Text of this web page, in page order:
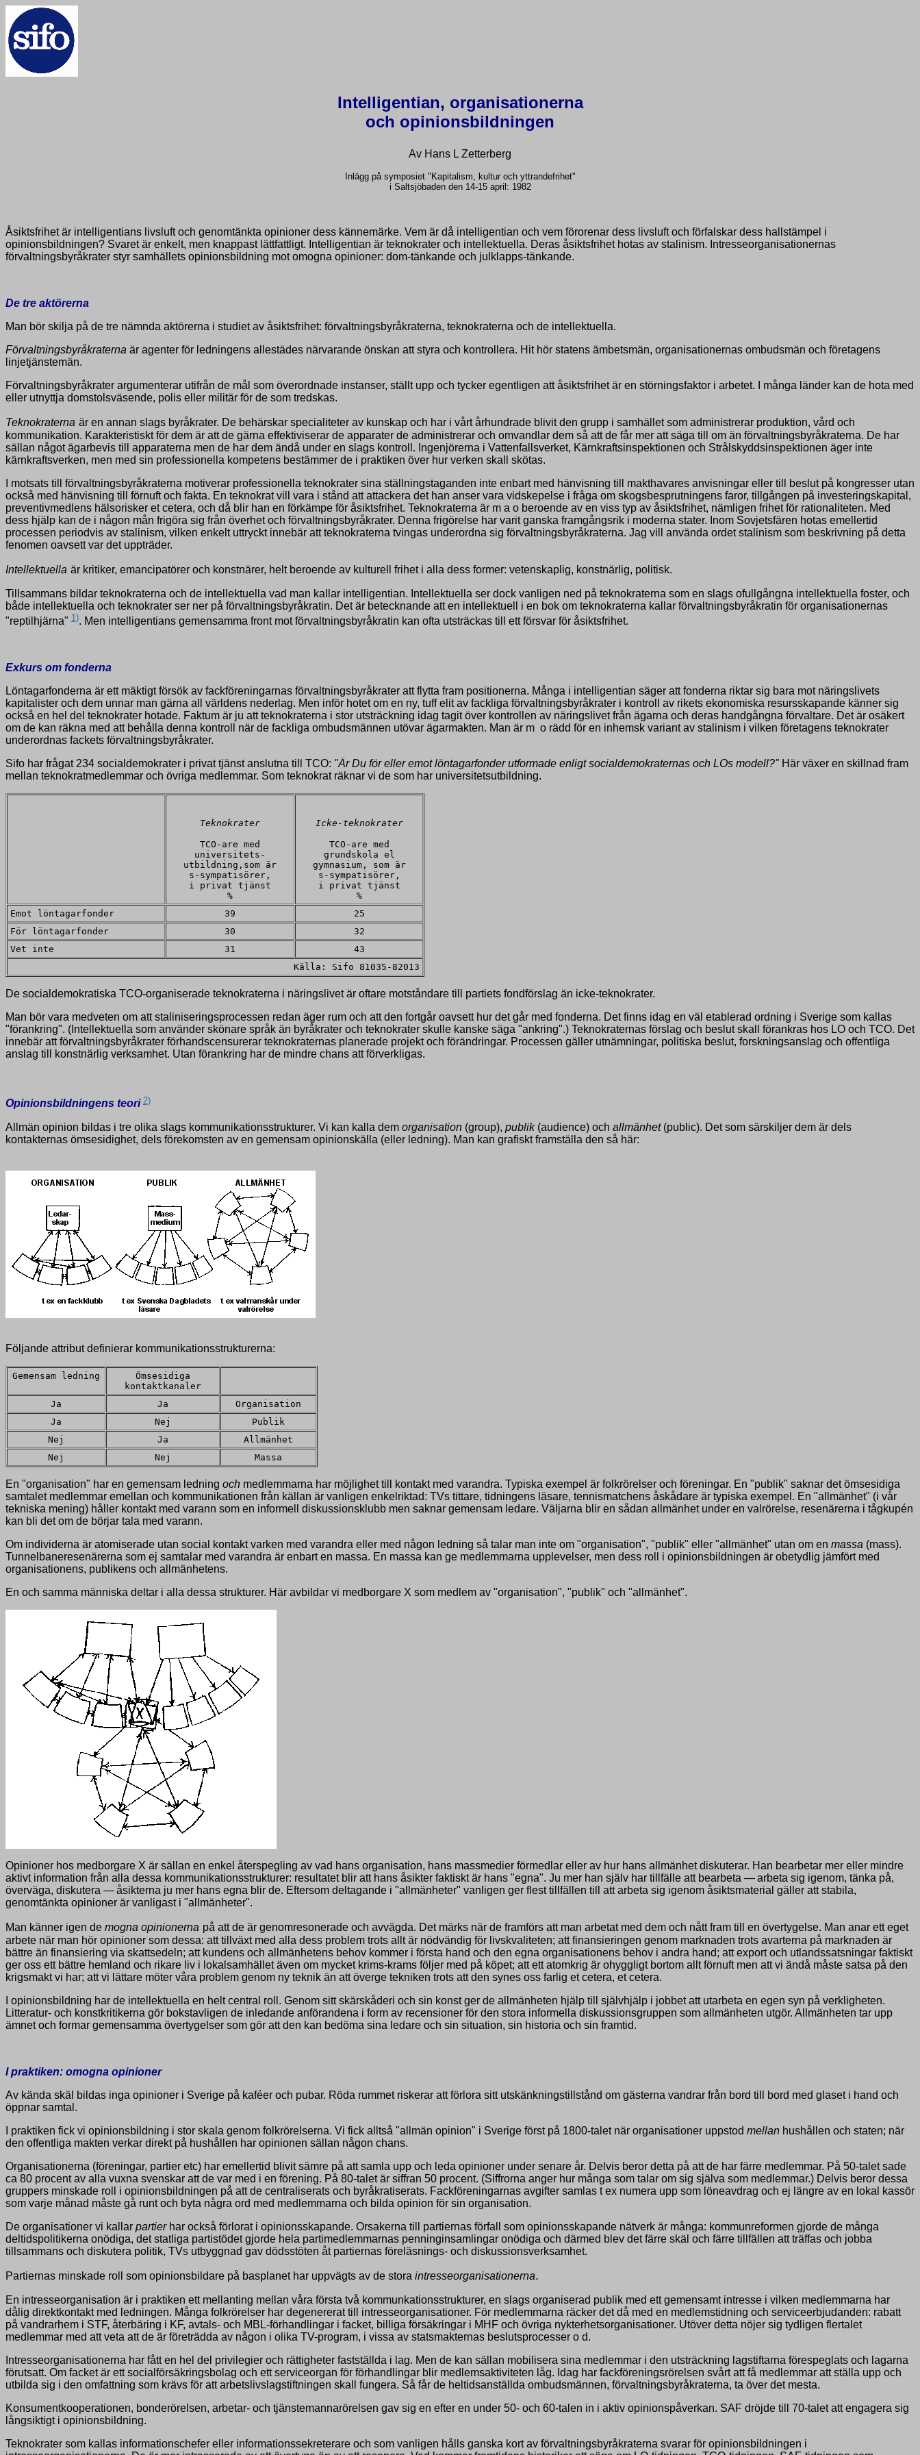
Intelligentian, organisationerna
och opinionsbildningen
Av Hans L Zetterberg
Inlägg på symposiet "Kapitalism, kultur och yttrandefrihet"
i Saltsjöbaden den 14-15 april: 1982
Åsiktsfrihet är intelligentians livsluft och genomtänkta opinioner dess kännemärke. Vem är då intelligentian och vem förorenar dess livsluft och förfalskar dess hallstämpel i
opinionsbildningen? Svaret är enkelt, men knappast lättfattligt. Intelligentian är teknokrater och intellektuella. Deras åsiktsfrihet hotas av stalinism. Intresseorganisationernas
förvaltningsbyråkrater styr samhällets opinionsbildning mot omogna opinioner: dom-tänkande och julklapps-tänkande.
De tre aktörerna
Man bör skilja på de tre nämnda aktörerna i studiet av åsiktsfrihet: förvaltningsbyråkraterna, teknokraterna och de intellektuella.
Förvaltningsbyråkraterna är agenter för ledningens allestädes närvarande önskan att styra och kontrollera. Hit hör statens ämbetsmän, organisationernas ombudsmän och företagens
linjetjänstemän.
Förvaltningsbyråkrater argumenterar utifrån de mål som överordnade instanser, ställt upp och tycker egentligen att åsiktsfrihet är en störningsfaktor i arbetet. I många länder kan de hota med
eller utnyttja domstolsväsende, polis eller militär för de som tredskas.
Teknokraterna är en annan slags byråkrater. De behärskar specialiteter av kunskap och har i vårt århundrade blivit den grupp i samhället som administrerar produktion, vård och
kommunikation. Karakteristiskt för dem är att de gärna effektiviserar de apparater de administrerar och omvandlar dem så att de får mer att säga till om än förvaltningsbyråkraterna. De har
sällan något ägarbevis till apparaterna men de har dem ändå under en slags kontroll. Ingenjörerna i Vattenfallsverket, Kärnkraftsinspektionen och Strålskyddsinspektionen äger inte
kärnkraftsverken, men med sin professionella kompetens bestämmer de i praktiken över hur verken skall skötas.
I motsats till förvaltningsbyråkraterna motiverar professionella teknokrater sina ställningstaganden inte enbart med hänvisning till makthavares anvisningar eller till beslut på kongresser utan
också med hänvisning till förnuft och fakta. En teknokrat vill vara i stånd att attackera det han anser vara vidskepelse i fråga om skogsbesprutningens faror, tillgången på investeringskapital,
preventivmedlens hälsorisker et cetera, och då blir han en förkämpe för åsiktsfrihet. Teknokraterna är m a o beroende av en viss typ av åsiktsfrihet, nämligen frihet för rationaliteten. Med
dess hjälp kan de i någon mån frigöra sig från överhet och förvaltningsbyråkrater. Denna frigörelse har varit ganska framgångsrik i moderna stater. Inom Sovjetsfären hotas emellertid
processen periodvis av stalinism, vilken enkelt uttryckt innebär att teknokraterna tvingas underordna sig förvaltningsbyråkraterna. Jag vill använda ordet stalinism som beskrivning på detta
fenomen oavsett var det uppträder.
Intellektuella är kritiker, emancipatörer och konstnärer, helt beroende av kulturell frihet i alla dess former: vetenskaplig, konstnärlig, politisk.
Tillsammans bildar teknokraterna och de intellektuella vad man kallar intelligentian. Intellektuella ser dock vanligen ned på teknokraterna som en slags ofullgångna intellektuella foster, och
både intellektuella och teknokrater ser ner på förvaltningsbyråkratin. Det är betecknande att en intellektuell i en bok om teknokraterna kallar förvaltningsbyråkratin för organisationernas
"reptilhjärna" 1). Men intelligentians gemensamma front mot förvaltningsbyråkratin kan ofta utsträckas till ett försvar för åsiktsfrihet.
Exkurs om fonderna
Löntagarfonderna är ett mäktigt försök av fackföreningarnas förvaltningsbyråkrater att flytta fram positionerna. Många i intelligentian säger att fonderna riktar sig bara mot näringslivets
kapitalister och dem unnar man gärna all världens nederlag. Men inför hotet om en ny, tuff elit av fackliga förvaltningsbyråkrater i kontroll av rikets ekonomiska resursskapande känner sig
också en hel del teknokrater hotade. Faktum är ju att teknokraterna i stor utsträckning idag tagit över kontrollen av näringslivet från ägarna och deras handgångna förvaltare. Det är osäkert
om de kan räkna med att behålla denna kontroll när de fackliga ombudsmännen utövar ägarmakten. Man är m o rädd för en inhemsk variant av stalinism i vilken företagens teknokrater
underordnas fackets förvaltningsbyråkrater.
Sifo har frågat 234 socialdemokrater i privat tjänst anslutna till TCO: "Är Du för eller emot löntagarfonder utformade enligt socialdemokraternas och LOs modell?"Här växer en skillnad fram
mellan teknokratmedlemmar och övriga medlemmar. Som teknokrat räknar vi de som har universitetsutbildning.
Teknokrater
TCO-are med
universitets-
utbildning,som är
s-sympatisörer,
i privat tjänst
%
Icke-teknokrater
TCO-are med
grundskola el
gymnasium, som är
s-sympatisörer,
i privat tjänst
%
Emot löntagarfonder
39
25
För löntagarfonder
30
32
Vet inte
31
43
Källa: Sifo 81035-82013
De socialdemokratiska TCO-organiserade teknokraterna i näringslivet är oftare motståndare till partiets fondförslag än icke-teknokrater.
Man bör vara medveten om att staliniseringsprocessen redan äger rum och att den fortgår oavsett hur det går med fonderna. Det finns idag en väl etablerad ordning i Sverige som kallas
"förankring". (Intellektuella som använder skönare språk än byråkrater och teknokrater skulle kanske säga "ankring".) Teknokraternas förslag och beslut skall förankras hos LO och TCO. Det
innebär att förvaltningsbyråkrater förhandscensurerar teknokraternas planerade projekt och förändringar. Processen gäller utnämningar, politiska beslut, forskningsanslag och offentliga
anslag till konstnärlig verksamhet. Utan förankring har de mindre chans att förverkligas.
Opinionsbildningens teori 2)
Allmän opinion bildas i tre olika slags kommunikationsstrukturer. Vi kan kalla dem organisation (group), publik (audience) och allmänhet(public). Det som särskiljer dem är dels
kontakternas ömsesidighet, dels förekomsten av en gemensam opinionskälla (eller ledning). Man kan grafiskt framställa den så här:
Följande attribut definierar kommunikationsstrukturerna:
Gemensam ledning
Ömsesidiga
kontaktkanaler
Ja
Ja
Organisation
Ja
Nej
Publik
Nej
Ja
Allmänhet
Nej
Nej Massa
En "organisation" har en gemensam ledning och medlemmarna har möjlighet till kontakt med varandra. Typiska exempel är folkrörelser och föreningar. En "publik" saknar det ömsesidiga
samtalet medlemmar emellan och kommunikationen från källan är vanligen enkelriktad: TVs tittare, tidningens läsare, tennismatchens åskådare är typiska exempel. En "allmänhet" (i vår
tekniska mening) håller kontakt med varann som en informell diskussionsklubb men saknar gemensam ledare. Väljarna blir en sådan allmänhet under en valrörelse, resenärerna i tågkupén
kan bli det om de börjar tala med varann.
Om individerna är atomiserade utan social kontakt varken med varandra eller med någon ledning så talar man inte om "organisation", "publik" eller "allmänhet" utan om en massa (mass).
Tunnelbaneresenärerna som ej samtalar med varandra är enbart en massa. En massa kan ge medlemmarna upplevelser, men dess roll i opinionsbildningen är obetydlig jämfört med
organisationens, publikens och allmänhetens.
En och samma människa deltar i alla dessa strukturer. Här avbildar vi medborgare X som medlem av "organisation", "publik" och "allmänhet".
Opinioner hos medborgare X är sällan en enkel återspegling av vad hans organisation, hans massmedier förmedlar eller av hur hans allmänhet diskuterar. Han bearbetar mer eller mindre
aktivt information från alla dessa kommunikationsstrukturer: resultatet blir att hans åsikter faktiskt är hans "egna". Ju mer han själv har tillfälle att bearbeta —arbeta sig igenom, tänka på,
överväga, diskutera —åsikterna ju mer hans egna blir de. Eftersom deltagande i "allmänheter" vanligen ger flest tillfällen till att arbeta sig igenom åsiktsmaterial gäller att stabila,
genomtänkta opinioner är vanligast i "allmänheter".
Man känner igen de mogna opinionerna på att de är genomresonerade och avvägda. Det märks när de framförs att man arbetat med dem och nått fram till en övertygelse. Man anar ett eget
arbete när man hör opinioner som dessa: att tillväxt med alla dess problem trots allt är nödvändig för livskvaliteten; att finansieringen genom marknaden trots avarterna på marknaden är
bättre än finansiering via skattsedeln; att kundens och allmänhetens behov kommer i första hand och den egna organisationens behov i andra hand; att export och utlandssatsningar faktiskt
ger oss ett bättre hemland och rikare liv i lokalsamhället även om mycket krims-krams följer med på köpet; att ett atomkrig är ohyggligt bortom allt förnuft men att vi ändå måste satsa på den
krigsmakt vi har; att vi lättare möter våra problem genom ny teknik än att överge tekniken trots att den synes oss farlig et cetera, et cetera.
I opinionsbildning har de intellektuella en helt central roll. Genom sitt skärskåderi och sin konst ger de allmänheten hjälp till självhjälp i jobbet att utarbeta en egen syn på verkligheten.
Litteratur- och konstkritikerna gör bokstavligen de inledande anförandena i form av recensioner för den stora informella diskussionsgruppen som allmänheten utgör. Allmänheten tar upp
ämnet och formar gemensamma övertygelser som gör att den kan bedöma sina ledare och sin situation, sin historia och sin framtid.
I praktiken: omogna opinioner
Av kända skäl bildas inga opinioner i Sverige på kaféer och pubar. Röda rummet riskerar att förlora sitt utskänkningstillstånd om gästerna vandrar från bord till bord med glaset i hand och
öppnar samtal.
I praktiken fick vi opinionsbildning i stor skala genom folkrörelserna. Vi fick alltså "allmän opinion" i Sverige först på 1800-talet när organisationer uppstod mellan hushållen och staten; när
den offentliga makten verkar direkt på hushållen har opinionen sällan någon chans.
Organisationerna (föreningar, partier etc) har emellertid blivit sämre på att samla upp och leda opinioner under senare år. Delvis beror detta på att de har färre medlemmar. På 50-talet sade
ca 80 procent av alla vuxna svenskar att de var med i en förening. På 80-talet är siffran 50 procent. (Siffrorna anger hur många som talar om sig själva som medlemmar.) Delvis beror dessa
gruppers minskade roll i opinionsbildningen på att de centraliserats och byråkratiserats. Fackföreningarnas avgifter samlas t ex numera upp som löneavdrag och ej längre av en lokal kassör
som varje månad måste gå runt och byta några ord med medlemmarna och bilda opinion för sin organisation.
De organisationer vi kallar partier har också förlorat i opinionsskapande. Orsakerna till partiernas förfall som opinionsskapande nätverk är många: kommunreformen gjorde de många
deltidspolitikerna onödiga, det statliga partistödet gjorde hela partimedlemmarnas penninginsamlingar onödiga och därmed blev det färre skäl och färre tillfällen att träffas och jobba
tillsammans och diskutera politik, TVs utbyggnad gav dödsstöten åt partiernas föreläsnings- och diskussionsverksamhet.
Partiernas minskade roll som opinionsbildare på basplanet har uppvägts av de stora intresseorganisationerna.
En intresseorganisation är i praktiken ett mellanting mellan våra första två kommunkationsstrukturer, en slags organiserad publik med ett gemensamt intresse i vilken medlemmarna har
dålig direktkontakt med ledningen. Många folkrörelser har degenererat till intresseorganisationer. För medlemmarna räcker det då med en medlemstidning och serviceerbjudanden: rabatt
på vandrarhem i STF, återbäring i KF, avtals- och MBL-förhandlingar i facket, billiga försäkringar i MHF och övriga nykterhetsorganisationer. Utöver detta nöjer sig tydligen flertalet
medlemmar med att veta att de är företrädda av någon i olika TV-program, i vissa av statsmakternas beslutsprocesser o d.
Intresseorganisationerna har fått en hel del privilegier och rättigheter fastställda i lag. Men de kan sällan mobilisera sina medlemmar i den utsträckning lagstiftarna förespeglats och lagarna
förutsatt. Om facket är ett socialförsäkringsbolag och ett serviceorgan för förhandlingar blir medlemsaktiviteten låg. Idag har fackföreningsrörelsen svårt att få medlemmar att ställa upp och
utbilda sig i den omfattning som krävs för att arbetslivslagstiftningen skall fungera. Så får de heltidsanställda ombudsmännen, förvaltningsbyråkraterna, ta över det mesta.
Konsumentkooperationen, bonderörelsen, arbetar- och tjänstemannarörelsen gav sig en efter en under 50- och 60-talen in i aktiv opinionspåverkan. SAF dröjde till 70-talet att engagera sig
långsiktigt i opinionsbildning.
Teknokrater som kallas informationschefer eller informationssekreterare och som vanligen hålls ganska kort av förvaltningsbyråkraterna svarar för opinionsbildningen i